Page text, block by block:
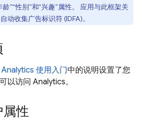
”“性别”和“兴趣”属性。 应用与此框架关
动收集广告标识符 (IDFA)。
Analytics 使用入门中的说明设置了您
以访问 Analytics。
性